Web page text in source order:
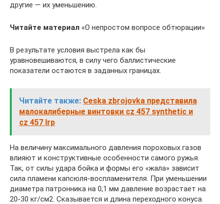
другие — их уменьшению.
Читайте материал «О непростом вопросе обтюрации»
В результате условия выстрела как бы
уравновешиваются, в силу чего баллистические
показатели остаются в заданных границах.
Читайте также: Ceska zbrojovka представила
малокалиберные винтовки cz 457 synthetic и
cz 457 lrp
На величину максимального давления пороховых газов
влияют и конструктивные особенности самого ружья.
Так, от силы удара бойка и формы его «жала» зависит
сила пламени капсюля-воспламенителя. При уменьшении
диаметра патронника на 0,1 мм давление возрастает на
20-30 кг/см2. Сказывается и длина переходного конуса.